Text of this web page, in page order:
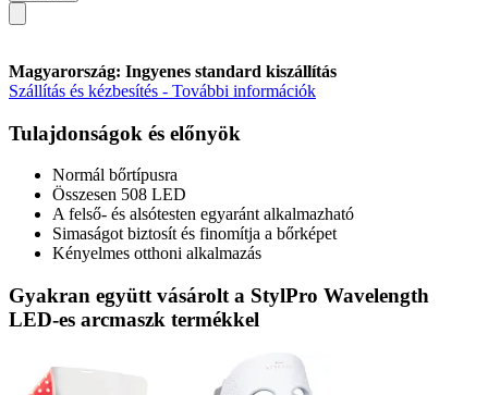
Magyarország: Ingyenes standard kiszállítás
Szállítás és kézbesítés - További információk
Tulajdonságok és előnyök
Normál bőrtípusra
Összesen 508 LED
A felső- és alsótesten egyaránt alkalmazható
Simaságot biztosít és finomítja a bőrképet
Kényelmes otthoni alkalmazás
Gyakran együtt vásárolt a StylPro Wavelength
LED-es arcmaszk termékkel